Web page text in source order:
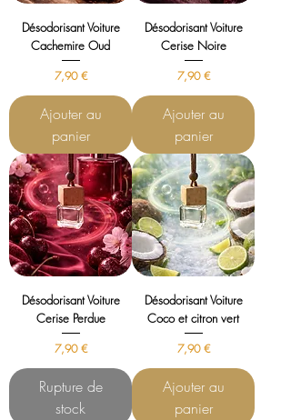
Désodorisant Voiture
Cachemire Oud
Prix
7,90 €
Ajouter au
panier
Désodorisant Voiture
Cerise Noire
Prix
7,90 €
Ajouter au
panier
Désodorisant Voiture
Cerise Perdue
Prix
7,90 €
Rupture de
stock
Désodorisant Voiture
Coco et citron vert
Prix
7,90 €
Ajouter au
panier